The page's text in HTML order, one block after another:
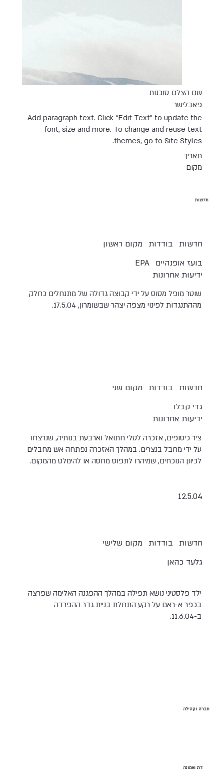
שם הצלם סוכנות
פאבלישר
Add paragraph text. Click “Edit Text” to update the
font, size and more. To change and reuse text
themes, go to Site Styles.
תאריך
מקום
חדשות
מקום ראשון בודדות חדשות
EPA בועז אופנהיים
ידיעות אחרונות
שוטר מופל מסוס על ידי קבוצה גדולה של מתנחלים כחלק
מההתנגדות לפינוי מצפה יצהר שבשומרון, 17.5.04.
מקום שני בודדות חדשות
גדי קבלו
ידיעות אחרונות
ציר כיסופים, אזכרה לטלי חתואל וארבעת בנותיה, שנרצחו
על ידי מחבל בנצרים. במהלך האזכרה נפתחה אש מחבלים
לכיוון הנוכחים, שמיהרו לתפוס מחסה או להימלט מהמקום.
12.5.04
מקום שלישי בודדות חדשות
גלעד כהאן
ילד פלסטיני נושא תפילה במהלך ההפגנה האלימה שפרצה
בכפר א-ראם על רקע התחלת בניית גדר ההפרדה
ב-11.6.04.
חברה וקהילה
דת ואמונה